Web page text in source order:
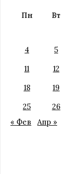
Пн Вт
4
5
11
12
18
19
25
26
« Фев
Апр »